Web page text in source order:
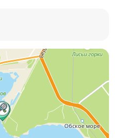
матчи,
быстрые атаки и
летнего
как поклонникам
увидит этот